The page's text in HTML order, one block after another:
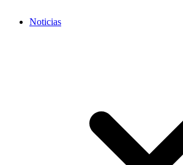
Noticias